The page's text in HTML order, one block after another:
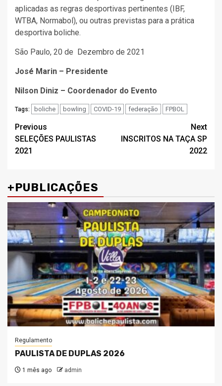
aplicadas as regras desportivas pertinentes (IBF,
WTBA, Normabol), ou outras previstas para a prática
desportiva boliche.
São Paulo, 20 de Dezembro de 2021
José Marin – Presidente
Nilson Diniz – Coordenador do Evento
Tags: boliche bowling COVID-19 federação FPBOL
Post
navigation
Previous
SELEÇÕES PAULISTAS
2021
Next
INSCRITOS NA TAÇA SP
2022
+PUBLICAÇÕES
Regulamento
PAULISTA DE DUPLAS 2026
1 mês ago admin